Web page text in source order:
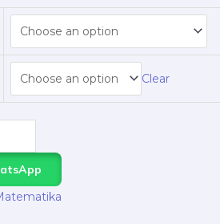
Clear